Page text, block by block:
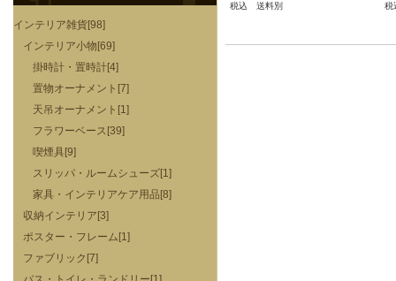
税込 送料別
税
インテリア雑貨[98]
インテリア小物[69]
掛時計・置時計[4]
置物オーナメント[7]
天吊オーナメント[1]
フラワーベース[39]
喫煙具[9]
スリッパ・ルームシューズ[1]
家具・インテリアケア用品[8]
収納インテリア[3]
ポスター・フレーム[1]
ファブリック[7]